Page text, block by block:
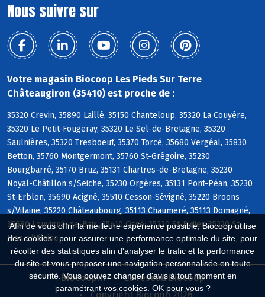
Afin de vous offrir la meilleure expérience possible, Biocoop utilise
des cookies : pour assurer une performance optimale du site, pour
récolter des statistiques afin d'analyser le trafic et la performance
du site et vous proposer une navigation personnalisée en toute
sécurité. Vous pouvez changer d'avis à tout moment en
paramétrant vos cookies. OK pour vous ?
Nous suivre sur
Votre magasin Biocoop Les Pieds Sur Terre
Châteaugiron (35410) est proche de :
35320 Crevin, 35890 Laillé, 35150 Chanteloup, 35320 La Couyère,
35320 Le Petit-Fougeray, 35320 Le Sel-de-Bretagne, 35320
Saulnières, 35320 Tresboeuf, 35370 Torcé, 35680 Vergéal, 35830
Betton, 35760 Montgermont, 35760 St-Grégoire, 35230
Bourgbarré, 35170 Bruz, 35131 Chartres-de-Bretagne, 35230
Noyal-Châtillon s/Seiche, 35230 Orgères, 35131 Pont-Péan, 35230
St-Erblon, 35690 Acigné, 35510 Cesson-Sévigné, 35220 Broons
s/Vilaine, 35220 Châteaubourg, 35113 Chaumeré, 35113 Domagné,
35680 Louvigné-de-Bais, 35410 Ossé, 35220 St-Didier, 35220 St-
Jean s/Vilaine
Biocoop.fr
Le réseau Biocoop